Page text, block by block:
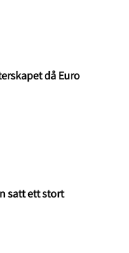
då Euro
satt ett stort